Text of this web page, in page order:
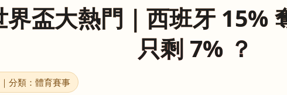
界盃大熱門｜西班牙 15%
只剩 7% ？
分類：體育賽事